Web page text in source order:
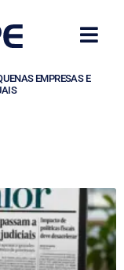
EMPRESAS E